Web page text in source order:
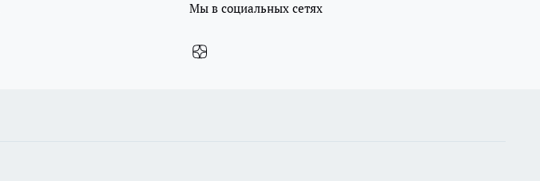
Мы в социальных сетях